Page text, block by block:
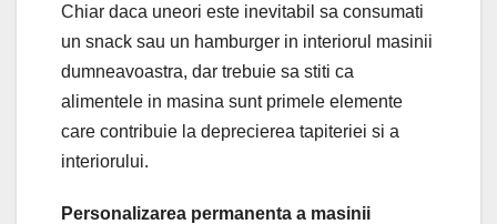
Chiar daca uneori este inevitabil sa consumati
un snack sau un hamburger in interiorul masinii
dumneavoastra, dar trebuie sa stiti ca
alimentele in masina sunt primele elemente
care contribuie la deprecierea tapiteriei si a
interiorului.
Personalizarea permanenta a masinii